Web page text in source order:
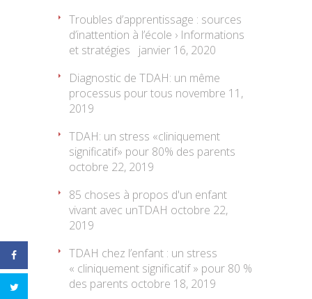
Troubles d’apprentissage : sources
d’inattention à l’école › Informations
et stratégies
janvier 16, 2020
Diagnostic de TDAH: un même
processus pour tous novembre 11,
2019
TDAH: un stress «cliniquement
significatif» pour 80% des parents
octobre 22, 2019
85 choses à propos d'un enfant
vivant avec unTDAH octobre 22,
2019
TDAH chez l’enfant : un stress
« cliniquement significatif » pour 80 %
des parents octobre 18, 2019